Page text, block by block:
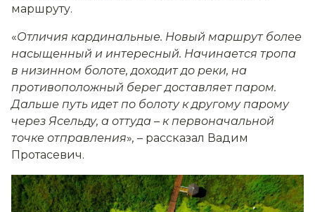
маршруту.
«Отличия кардинальные. Новый маршрут более
насыщенный и интересный. Начинается тропа
в низинном болоте, доходит до реки, на
противоположный берег доставляет паром.
Дальше путь идет по болоту к другому парому
через Ясельду, а оттуда – к первоначальной
точке отправления», – рассказал Вадим
Протасевич.